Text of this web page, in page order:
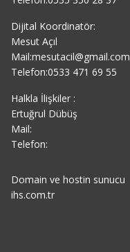
Dijital Koordinatör:
Mesut Açıl
Mail:mesutacil@gmail.com
Telefon:0533 471 69 55
Halkla İlişkiler :
Ertuğrul Dübüş
Mail:
Telefon:
Domain ve hostin sunucu
ihs.com.tr